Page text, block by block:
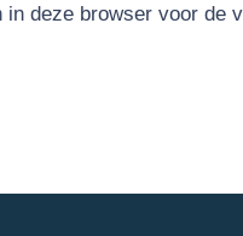
deze browser voor de